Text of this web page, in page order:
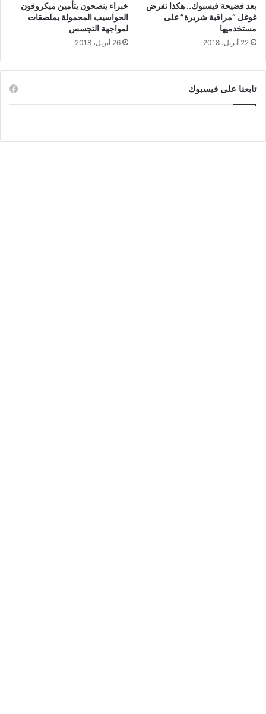
بعد فضيحة فيسبوك.. هكذا تفرض
غوغل “مراقبة شريرة” على
مستخدميها
22 أبريل، 2018
خبراء ينصحون بتأمين ميكروفون
الحواسيب المحمولة بملصقات
لمواجهة التجسس
26 أبريل، 2018
تابعنا على فيسبوك